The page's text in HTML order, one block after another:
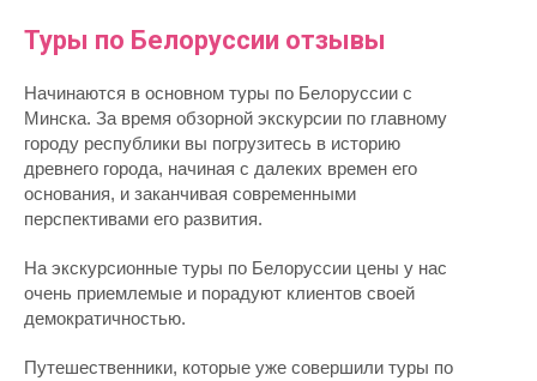
Туры по Белоруссии отзывы
Начинаются в основном туры по Белоруссии с
Минска. За время обзорной экскурсии по главному
городу республики вы погрузитесь в историю
древнего города, начиная с далеких времен его
основания, и заканчивая современными
перспективами его развития.
На экскурсионные туры по Белоруссии цены у нас
очень приемлемые и порадуют клиентов своей
демократичностью.
Путешественники, которые уже совершили туры по